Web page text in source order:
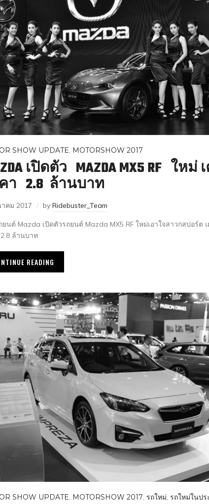
SHOW UPDATE, MOTORSHOW 2017
เปิดตัว MAZDA MX5 RF ใหม่
า 2.8 ล้านบาท
คม 2017 by Ridebuster_Team
ยนต์ Mazda เปิดตัวรถยนต์ Mazda MX5 RF ใหม่เอาใจสาวกสปอร์ต
ล้านบาท
READING
SHOW UPDATE, MOTORSHOW 2017, รถใหม่, รถใหม่ในปร